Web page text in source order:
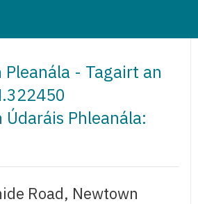
Pleanála - Tagairt an
Údaráis Phleanála:
Road, Newtown